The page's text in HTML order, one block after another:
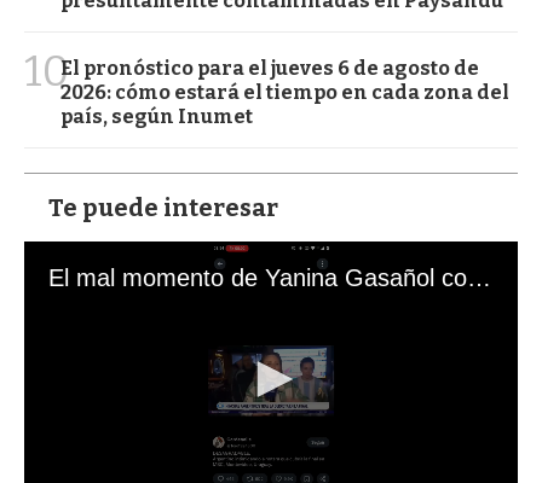
10El pronóstico para el jueves 6 de agosto de
2026: cómo estará el tiempo en cada zona del
país, según Inumet
Te puede interesar
El mal momento de Yanina Gasañol con un hincha argentino en "Subrayado"